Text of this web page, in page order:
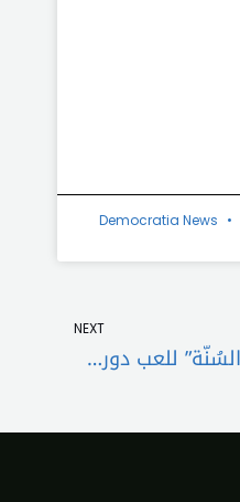
Democratia News
NEXT
مبادرة “مخزومي” تؤسس لمنصة سياسية مستدامة: عودة “السُنّة” للعب دورهم الوطنيّ بعيداً عن الانكفاء أو التهميش